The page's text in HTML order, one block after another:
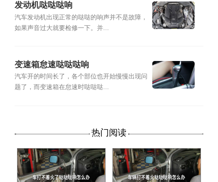
发动机哒哒哒响
汽车发动机出现正常的哒哒的响声并不是故障，
如果声音过大就要检修一下。并...
变速箱怠速哒哒哒响
汽车开的时间长了，各个部位也开始慢慢出现问
题了，而变速箱在怠速时哒哒哒...
热门阅读